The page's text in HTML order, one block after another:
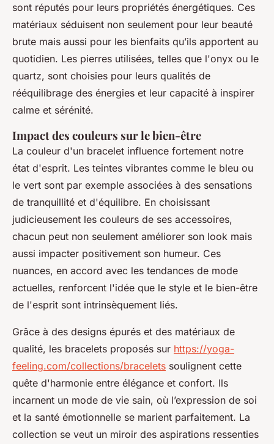
sont réputés pour leurs propriétés énergétiques. Ces
matériaux séduisent non seulement pour leur beauté
brute mais aussi pour les bienfaits qu’ils apportent au
quotidien. Les pierres utilisées, telles que l'onyx ou le
quartz, sont choisies pour leurs qualités de
rééquilibrage des énergies et leur capacité à inspirer
calme et sérénité.
Impact des couleurs sur le bien-être
La couleur d'un bracelet influence fortement notre
état d'esprit. Les teintes vibrantes comme le bleu ou
le vert sont par exemple associées à des sensations
de tranquillité et d'équilibre. En choisissant
judicieusement les couleurs de ses accessoires,
chacun peut non seulement améliorer son look mais
aussi impacter positivement son humeur. Ces
nuances, en accord avec les tendances de mode
actuelles, renforcent l'idée que le style et le bien-être
de l'esprit sont intrinsèquement liés.
Grâce à des designs épurés et des matériaux de
qualité, les bracelets proposés sur https://yoga-
feeling.com/collections/bracelets soulignent cette
quête d'harmonie entre élégance et confort. Ils
incarnent un mode de vie sain, où l’expression de soi
et la santé émotionnelle se marient parfaitement. La
collection se veut un miroir des aspirations ressenties